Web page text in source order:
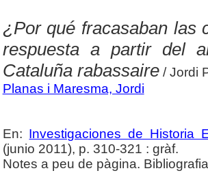
¿Por qué fracasaban las
respuesta a partir del
Cataluña rabassaire/ Jordi
Planas i Maresma, Jordi
En: Investigaciones de Historia
(junio 2011), p. 310-321 : gràf.
Notes a peu de pàgina.